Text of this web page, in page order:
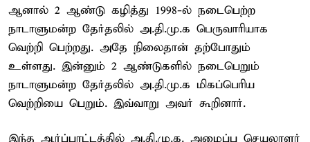
ஆனால் 2 ஆண்டு கழித்து 1998-ல் நடைபெற்ற
நாடாளுமன்ற தேர்தலில் அ.தி.மு.க பெருவாரியாக
வெற்றி பெற்றது. அதே நிலைதான் தற்போதும்
உள்ளது. இன்னும் 2 ஆண்டுகளில் நடைபெறும்
நாடாளுமன்ற தேர்தலில் அ.தி.மு.க மிகப்பெரிய
வெற்றியை பெறும். இவ்வாறு அவர் கூறினார்.
இந்த ஆர்ப்பாட்டத்தில் அ.தி.மு.க. அமைப்பு செயலாளர்